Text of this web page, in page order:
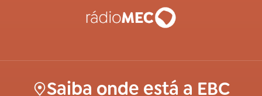
Saiba onde está a EBC